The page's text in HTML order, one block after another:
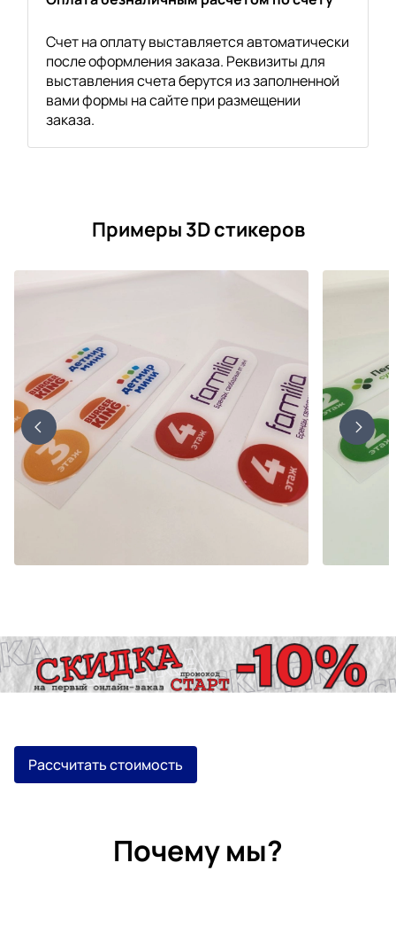
Счет на оплату выставляется автоматически
после оформления заказа. Реквизиты для
выставления счета берутся из заполненной
вами формы на сайте при размещении
заказа.
Примеры 3D стикеров
Рассчитать стоимость
Почему мы?